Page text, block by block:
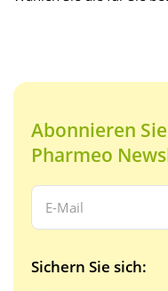
Abonnieren
Pharmeo
Ihre E-Mail Adresse:
Sichern Sie sich: